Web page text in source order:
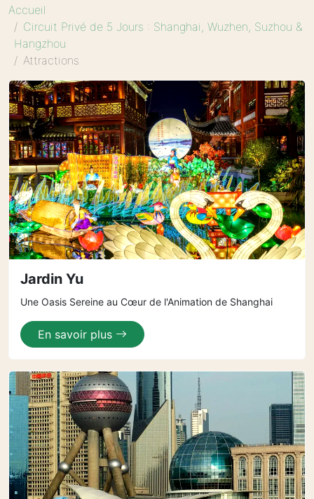
Accueil
Circuit Privé de 5 Jours : Shanghai, Wuzhen, Suzhou &
Hangzhou
Attractions
Jardin Yu
Une Oasis Sereine au Cœur de l'Animation de Shanghai
En savoir plus